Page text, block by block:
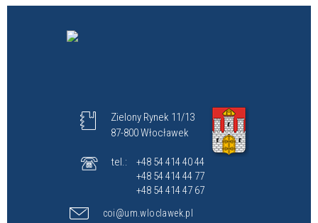
Zielony Rynek 11/13
87-800 Włocławek
tel.:
+48 54 414 40 44
+48 54 414 44 77
+48 54 414 47 67
coi@um.wloclawek.pl